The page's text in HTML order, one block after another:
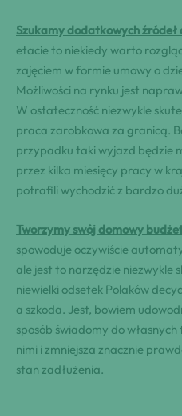
Szukamy dodatkowych źródeł
etacie to niekiedy warto
zajęciem w formie umowy o
Możliwości na rynku jest
W ostateczność niezwykle
praca zarobkowa za granicą.
przypadku taki wyjazd będzie
przez kilka miesięcy pracy w
potrafili wychodzić z bardzo
Tworzymy swój domowy
spowoduje oczywiście
ale jest to narzędzie niezwykle
niewielki odsetek Polaków
a szkoda. Jest, bowiem
sposób świadomy do
nimi i zmniejsza znacznie
stan zadłużenia.